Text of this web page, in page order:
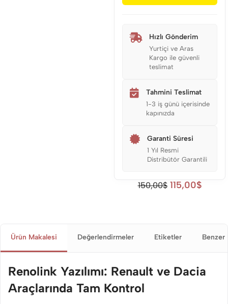
Hızlı Gönderim
Yurtiçi ve Aras
Kargo ile güvenli
teslimat
Tahmini Teslimat
1-3 iş günü içerisinde
kapınızda
Garanti Süresi
1 Yıl Resmi
Distribütör Garantili
150,00$ 115,00$
Ürün Makalesi Değerlendirmeler Etiketler Benzer
Renolink Yazılımı: Renault ve Dacia
Araçlarında Tam Kontrol